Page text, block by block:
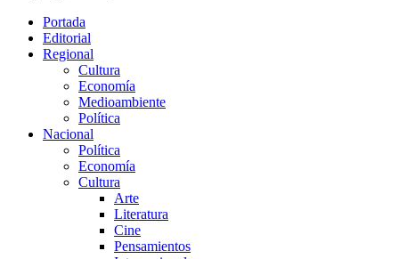
Portada
Editorial
Regional
Cultura
Economía
Medioambiente
Política
Nacional
Política
Economía
Cultura
Arte
Literatura
Cine
Pensamientos